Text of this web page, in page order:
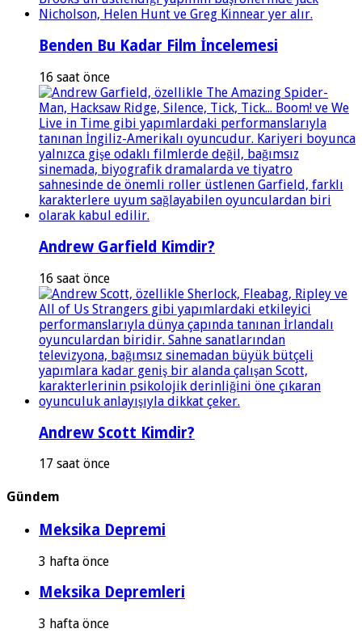
Benden Bu Kadar Film İncelemesi
16 saat önce
Andrew Garfield Kimdir?
16 saat önce
Andrew Scott Kimdir?
17 saat önce
Gündem
Meksika Depremi
3 hafta önce
Meksika Depremleri
3 hafta önce